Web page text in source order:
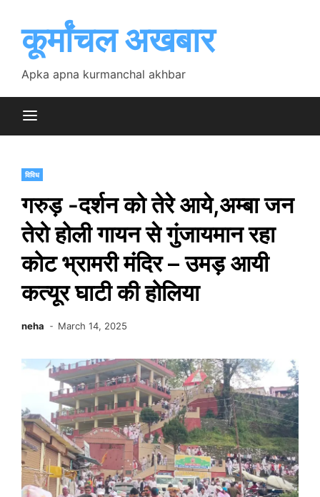
contentकूर्मांचल अखबार
Apka apna kurmanchal akhbar
विविध
गरुड़ -दर्शन को तेरे आये,अम्बा जन
तेरो होली गायन से गुंजायमान रहा
कोट भ्रामरी मंदिर – उमड़ आयी
कत्यूर घाटी की होलिया
neha March 14, 2025